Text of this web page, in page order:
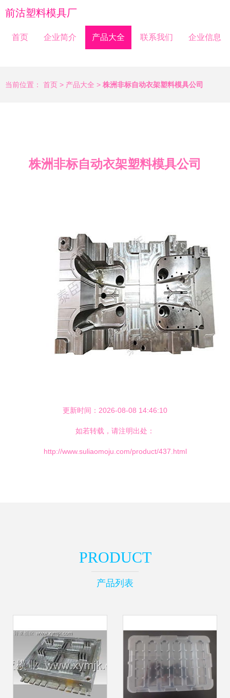
前沽塑料模具厂
首页 企业简介 产品大全 联系我们 企业信息
当前位置： 首页 > 产品大全 > 株洲非标自动衣架塑料模具公司
株洲非标自动衣架塑料模具公司
更新时间：2026-08-08 14:46:10
如若转载，请注明出处：
http://www.suliaomoju.com/product/437.html
PRODUCT
产品列表